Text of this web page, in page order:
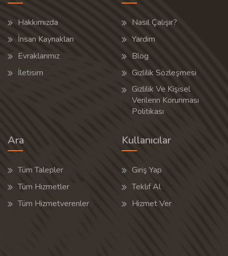
Hakkımızda
İnsan Kaynakları
Evraklarımız
İletisim
Nasıl Çalışır?
Yardım
Blog
Gizlilik Sözleşmesi
Gizlilik Ve Kişisel
Verilerin Korunması
Politikası
Ara
Tüm Talepler
Tüm Hizmetler
Tüm Hizmetverenler
Kullanıcılar
Giriş Yap
Teklif Al
Hizmet Ver